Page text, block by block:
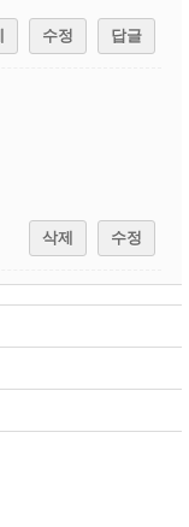
수정 답글
삭제 수정